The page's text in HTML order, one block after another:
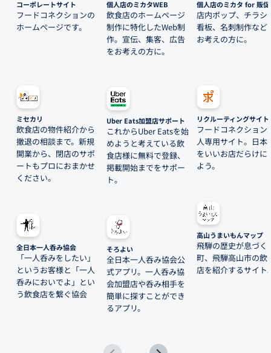
コーポレートサイト
フードコネクションの
ホームページです。
ミセカリ
飲食店の物件紹介から
撤退の相談まで。新規
開業から、閉店のサポ
ートもプロにおまかせ
ください。
全日本一人呑み協会
「一人呑みをしたい」
というお客様と「一人
呑みにおいでよ」とい
う飲食店を繋ぐ協会
個人店のミカタWEB
飲食店のホームページ
制作に特化したWeb制
作。宣伝、集客、広告
をお考えの方に。
Uber Eats加盟店サポート
これからUber Eatsを始
めようと考えている飲
食店様に無料で登録、
掲載開始までをサポー
ト。
そろよい
全日本一人呑み協会公
式アプリ。一人呑み協
会加盟店や呑み相手を
簡単に探すことができ
るアプリ。
個人店のミカタ for 販促
店内ポップ、チラシ
看板、名刺制作など
お考えの方に。
リクルーティングサイト
フードコネクション
人専用サイト。日本
をいいお店だらけに
よう。
高山うまいもんマップ
飛騨の歴史が息づく
町、飛騨高山市の飲
店を紹介するサイト